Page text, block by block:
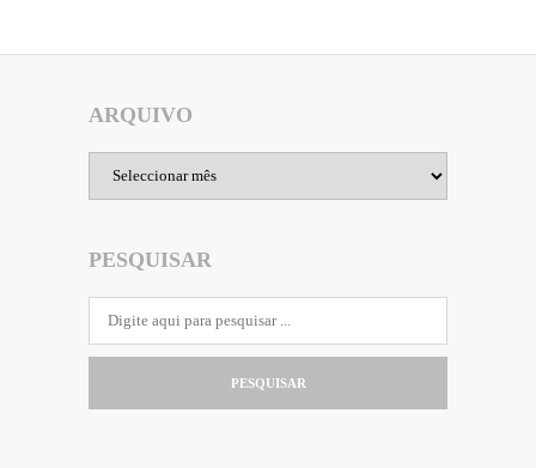
ARQUIVO
PESQUISAR
PESQUISAR